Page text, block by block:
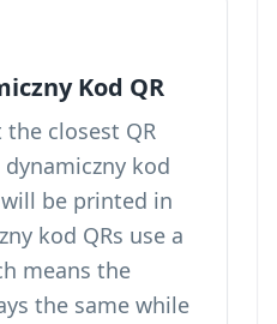
Kod QR
closest QR
kod
be printed in
kod QRs use a
means the
the same while